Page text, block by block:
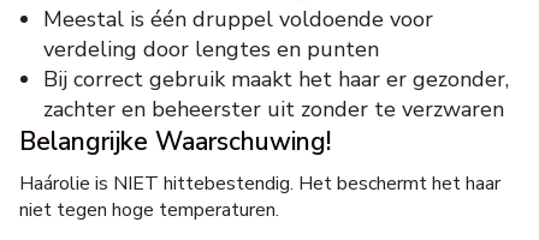
Meestal is één druppel voldoende voor
verdeling door lengtes en punten
Bij correct gebruik maakt het haar er gezonder,
zachter en beheerster uit zonder te verzwaren
Belangrijke Waarschuwing!
Haárolie is NIET hittebestendig. Het beschermt het haar
niet tegen hoge temperaturen.